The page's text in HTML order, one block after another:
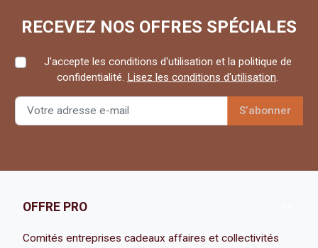
RECEVEZ NOS OFFRES SPÉCIALES
J'accepte les conditions d'utilisation et la politique de
confidentialité. Lisez les conditions d'utilisation.
OFFRE PRO
Comités entreprises cadeaux affaires et collectivités